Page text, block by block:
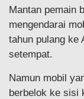
Mantan pemain
mengendarai
tahun pulang ke
setempat.
Namun mobil
berbelok ke sisi